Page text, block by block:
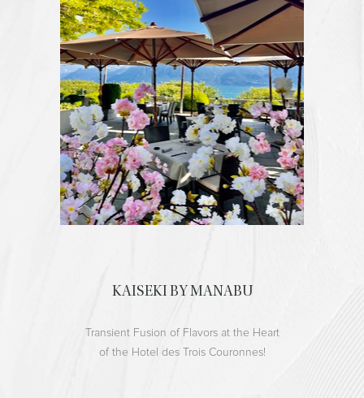
KAISEKI BY MANABU
Transient Fusion of Flavors at the Heart
of the Hotel des Trois Couronnes!